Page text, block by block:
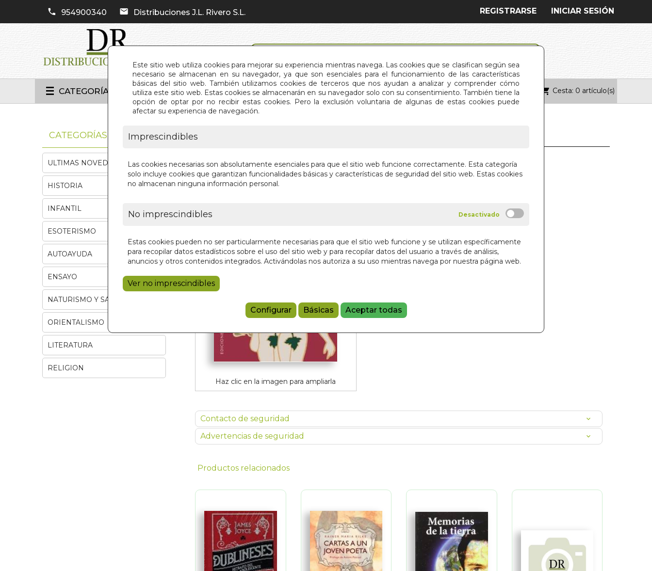
Este sitio web utiliza cookies para mejorar su experiencia mientras navega. Las cookies que se clasifican según sea
necesario se almacenan en su navegador, ya que son esenciales para el funcionamiento de las características
básicas del sitio web. También utilizamos cookies de terceros que nos ayudan a analizar y comprender cómo
utiliza este sitio web. Estas cookies se almacenarán en su navegador solo con su consentimiento. También tiene la
opción de optar por no recibir estas cookies. Pero la exclusión voluntaria de algunas de estas cookies puede
afectar su experiencia de navegación.
Imprescindibles
Las cookies necesarias son absolutamente esenciales para que el sitio web funcione correctamente. Esta categoría
solo incluye cookies que garantizan funcionalidades básicas y características de seguridad del sitio web. Estas cookies
no almacenan ninguna información personal.
No imprescindibles
Estas cookies pueden no ser particularmente necesarias para que el sitio web funcione y se utilizan específicamente
para recopilar datos estadísticos sobre el uso del sitio web y para recopilar datos del usuario a través de análisis,
anuncios y otros contenidos integrados. Activándolas nos autoriza a su uso mientras navega por nuestra página web.
Ver no imprescindibles
Configurar Básicas Aceptar todas
954900340 Distribuciones J.L. Rivero S.L. INICIAR SESIÓN
REGISTRARSE
CATEGORÍAS INICIO QUIÉNES SOMOS CONTACTO Cesta: 0 artículo(s)
Haz clic en la imagen para ampliarla
DIARIOS DE ADAN Y EVA
MARK TWAIN
Añadir a la cesta
Contacto de seguridad
Advertencias de seguridad
Productos relacionados
CATEGORÍAS
ULTIMAS NOVEDADES
HISTORIA
INFANTIL
ESOTERISMO
AUTOAYUDA
ENSAYO
NATURISMO Y SALUD
ORIENTALISMO
LITERATURA
RELIGION